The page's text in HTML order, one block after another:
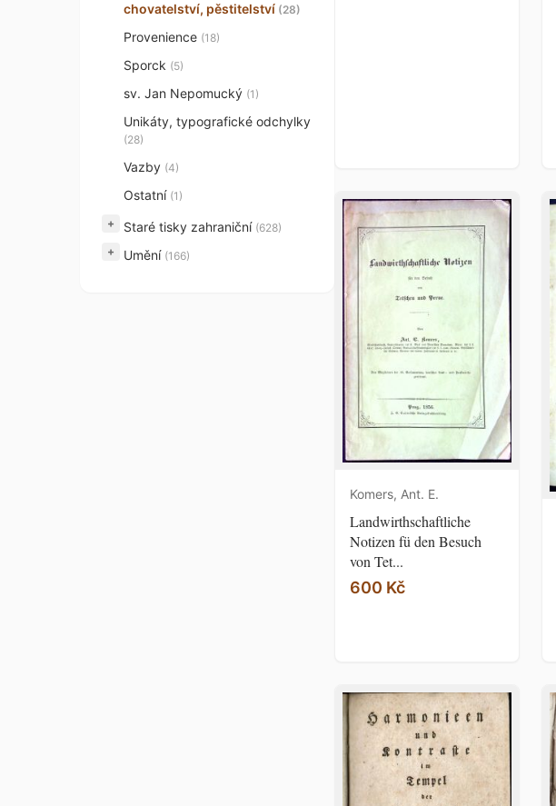
chovatelství, pěstitelství (28)
Provenience (18)
Sporck (5)
sv. Jan Nepomucký (1)
Unikáty, typografické odchylky
(28)
Vazby (4)
Ostatní (1)
+
Staré tisky zahraniční (628)
+
Umění (166)
Komers, Ant. E.
Landwirthschaftliche
Notizen fü den Besuch
von Tet...
600 Kč